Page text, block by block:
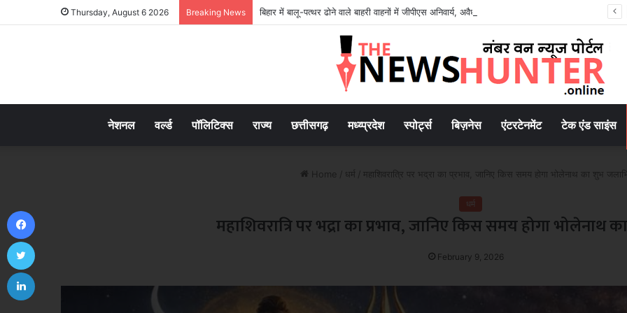
Thursday, August 6 2026 Breaking News बिहार में बालू-पत्थर ढोने वाले बाहरी वाहनों में जीपीएस अनिवार्य, अवैध खनन पर सख्ती
नेशनल वर्ल्ड पॉलिटिक्स राज्य छत्तीसगढ़ मध्य्प्रदेश स्पोर्ट्स बिज़नेस एंटरटेनमेंट टेक एंड साइंस
Home / धर्म / महाशिवरात्रि पर भद्रा का प्रभाव, जानिए किस समय होगा भोलेनाथ का शुभ
धर्म
महाशिवरात्रि पर भद्रा का प्रभाव, जानिए किस समय होगा
February 9, 2026